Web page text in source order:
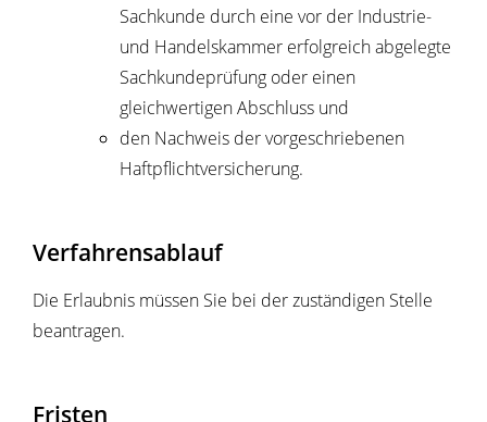
Sachkunde durch eine vor der Industrie-
und Handelskammer erfolgreich abgelegte
Sachkundeprüfung oder einen
gleichwertigen Abschluss und
den Nachweis der vorgeschriebenen
Haftpflichtversicherung.
Verfahrensablauf
Die Erlaubnis müssen Sie bei der zuständigen Stelle
beantragen.
Fristen